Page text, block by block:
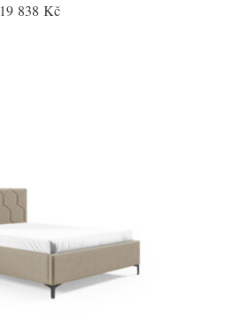
19 838 Kč